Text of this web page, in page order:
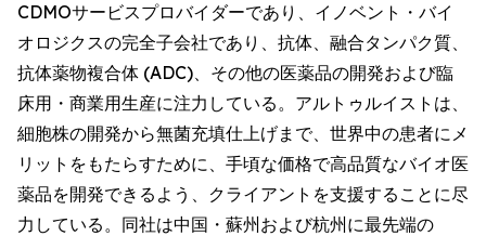
CDMOサービスプロバイダーであり、イノベント・バイ
オロジクスの完全子会社であり、抗体、融合タンパク質、
抗体薬物複合体 (ADC)、その他の医薬品の開発および臨
床用・商業用生産に注力している。アルトゥルイストは、
細胞株の開発から無菌充填仕上げまで、世界中の患者にメ
リットをもたらすために、手頃な価格で高品質なバイオ医
薬品を開発できるよう、クライアントを支援することに尽
力している。同社は中国・蘇州および杭州に最先端の